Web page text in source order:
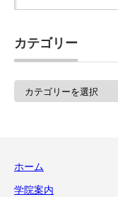
カテゴリー
ホーム
学院案内